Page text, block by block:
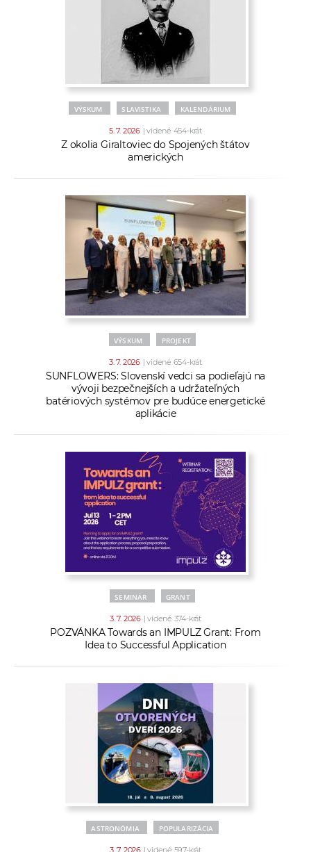
VÝSKUM SLAVISTIKA KALENDÁRIUM
5. 7. 2026 | videné 454-krát
Z okolia Giraltoviec do Spojených štátov
amerických
VÝSKUM PROJEKT
3. 7. 2026 | videné 654-krát
SUNFLOWERS: Slovenskí vedci sa podieľajú na
vývoji bezpečnejších a udržateľných
batériových systémov pre budúce energetické
aplikácie
SEMINÁR GRANT
3. 7. 2026 | videné 374-krát
POZVÁNKA Towards an IMPULZ Grant: From
Idea to Successful Application
ASTRONÓMIA POPULARIZÁCIA